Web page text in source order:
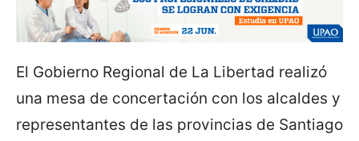
El Gobierno Regional de La Libertad realizó
una mesa de concertación con los alcaldes y
representantes de las provincias de Santiago